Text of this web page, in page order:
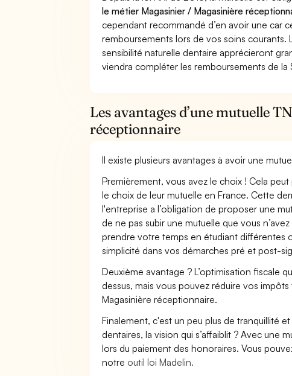
le métier Magasinier / Magasinière
cependant recommandé d’en avoir une car
remboursements lors de vos soins
sensibilité naturelle dentaire apprécieront
viendra compléter les remboursements de la
Les avantages d’une mutuelle
réceptionnaire
Il existe plusieurs avantages à avoir une
Premièrement, vous avez le choix ! Cela
le choix de leur mutuelle en France. Cette
l'entreprise a l’obligation de proposer une
de ne pas subir une mutuelle que vous
prendre votre temps en étudiant différentes
simplicité dans vos démarches pré et post-
Deuxième avantage ? L’optimisation fiscale
dessus, mais vous pouvez réduire vos
Magasinière réceptionnaire.
Finalement, c'est un peu plus de tranquillité
dentaires, la vision qui s’affaiblit ? Avec une
lors du paiement des honoraires. Vous
notre outil loi Madelin.